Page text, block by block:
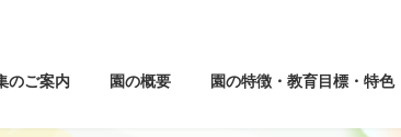
のご案内 園の概要 園の特徴・教育目標・特色